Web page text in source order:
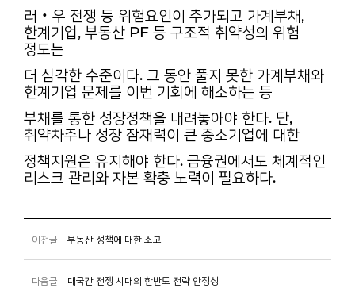
러‧우 전쟁 등 위험요인이 추가되고 가계부채,
한계기업, 부동산 PF 등 구조적 취약성의 위험
정도는
더 심각한 수준이다. 그 동안 풀지 못한 가계부채와
한계기업 문제를 이번 기회에 해소하는 등
부채를 통한 성장정책을 내려놓아야 한다. 단,
취약차주나 성장 잠재력이 큰 중소기업에 대한
정책지원은 유지해야 한다. 금융권에서도 체계적인
리스크 관리와 자본 확충 노력이 필요하다.
이전글 부동산 정책에 대한 소고
다음글 대국간 전쟁 시대의 한반도 전략 안정성